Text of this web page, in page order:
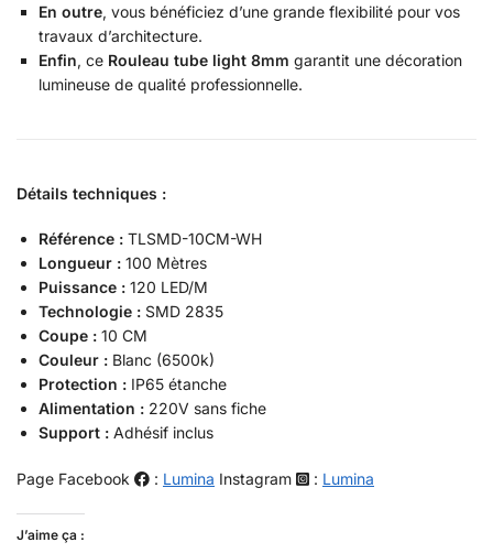
En outre, vous bénéficiez d’une grande flexibilité pour vos
travaux d’architecture.
Enfin, ce Rouleau tube light 8mm garantit une décoration
lumineuse de qualité professionnelle.
Détails techniques :
Référence : TLSMD-10CM-WH
Longueur : 100 Mètres
Puissance : 120 LED/M
Technologie : SMD 2835
Coupe : 10 CM
Couleur : Blanc (6500k)
Protection : IP65 étanche
Alimentation : 220V sans fiche
Support : Adhésif inclus
Page Facebook : Lumina Instagram : Lumina
J’aime ça :